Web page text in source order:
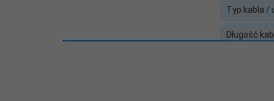
Typ kabla /
Długość